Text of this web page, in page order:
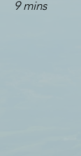
9 mins